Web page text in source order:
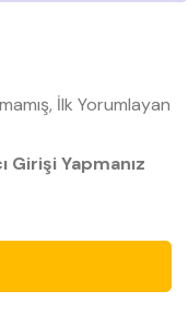
İlk Yorumlayan
Girişi Yapmanız